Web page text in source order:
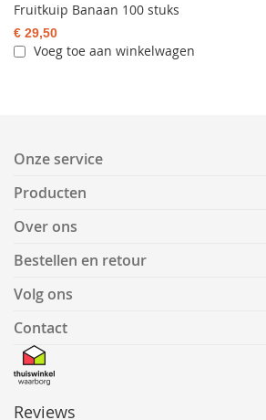
Fruitkuip Banaan 100 stuks
€ 29,50
Voeg toe aan winkelwagen
Onze service
Producten
Over ons
Bestellen en retour
Volg ons
Contact
Reviews